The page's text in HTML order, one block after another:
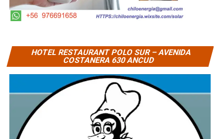
HOTEL RESTAURANT POLO SUR – AVENIDA
COSTANERA 630 ANCUD